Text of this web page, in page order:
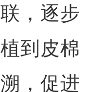
，逐步
到皮棉
，促进